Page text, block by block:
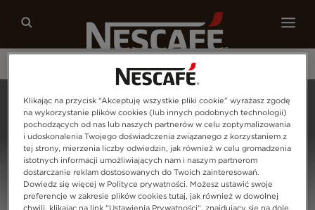
Zrównoważony rozwój
Klikając na przycisk “Akceptuję wszystkie pliki cookie” wyrażasz zgodę
na wykorzystanie plików cookies (lub innych podobnych technologii)
pochodzących od nas lub naszych partnerów w celu zoptymalizowania
i udoskonalenia Twojego doświadczenia związanego z korzystaniem z
tej strony, mierzenia liczby odwiedzin, jak również w celu gromadzenia
istotnych informacji umożliwiających nam i naszym partnerom
dostarczanie reklam dostosowanych do Twoich zainteresowań.
Dowiedz się więcej w Polityce prywatności. Możesz ustawić swoje
preferencje w zakresie plików cookies tutaj, jak również w dowolnej